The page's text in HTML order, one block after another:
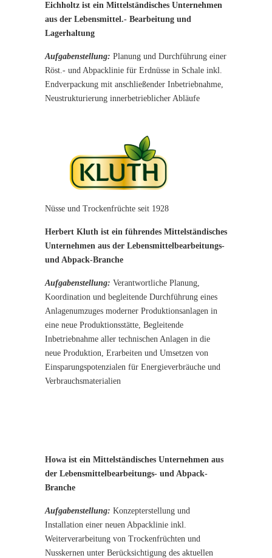
Eichholtz ist ein Mittelständisches Unternehmen
aus der Lebensmittel.- Bearbeitung und
Lagerhaltung
Aufgabenstellung: Planung und Durchführung einer
Röst.- und Abpacklinie für Erdnüsse in Schale inkl.
Endverpackung mit anschließender Inbetriebnahme,
Neustrukturierung innerbetrieblicher Abläufe
Nüsse und Trockenfrüchte seit 1928
Herbert Kluth ist ein führendes Mittelständisches
Unternehmen aus der Lebensmittelbearbeitungs-
und Abpack-Branche
Aufgabenstellung: Verantwortliche Planung,
Koordination und begleitende Durchführung eines
Anlagenumzuges moderner Produktionsanlagen in
eine neue Produktionsstätte, Begleitende
Inbetriebnahme aller technischen Anlagen in die
neue Produktion, Erarbeiten und Umsetzen von
Einsparungspotenzialen für Energieverbräuche und
Verbrauchsmaterialien
Howa ist ein Mittelständisches Unternehmen aus
der Lebensmittelbearbeitungs- und Abpack-
Branche
Aufgabenstellung: Konzepterstellung und
Installation einer neuen Abpacklinie inkl.
Weiterverarbeitung von Trockenfrüchten und
Nusskernen unter Berücksichtigung des aktuellen